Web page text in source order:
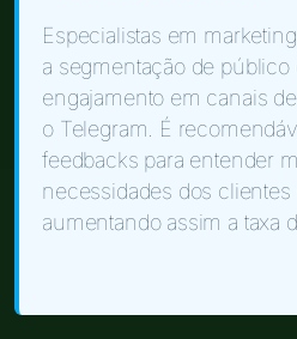
Especialistas em
a segmentação de público
engajamento em canais
o Telegram. É
feedbacks para entender
necessidades dos clientes
aumentando assim a taxa